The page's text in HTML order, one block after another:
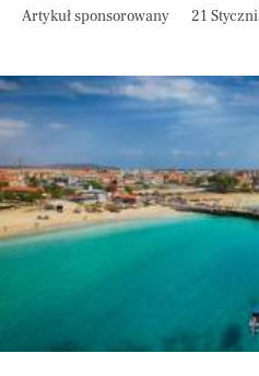
Artykuł sponsorowany 21